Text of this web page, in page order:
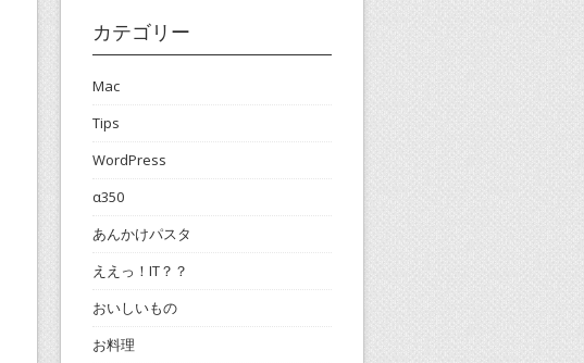
カテゴリー
Mac
Tips
WordPress
α350
あんかけパスタ
ええっ！IT？？
おいしいもの
お料理